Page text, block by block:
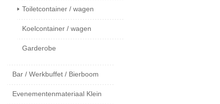
Toiletcontainer / wagen
Koelcontainer / wagen
Garderobe
Bar / Werkbuffet / Bierboom
Evenementenmateriaal Klein